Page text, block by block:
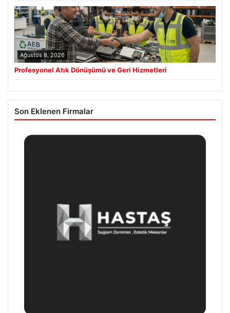
Ağustos 8, 2026
Profesyonel Atık Dönüşümü ve Geri Hizmetleri
Son Eklenen Firmalar